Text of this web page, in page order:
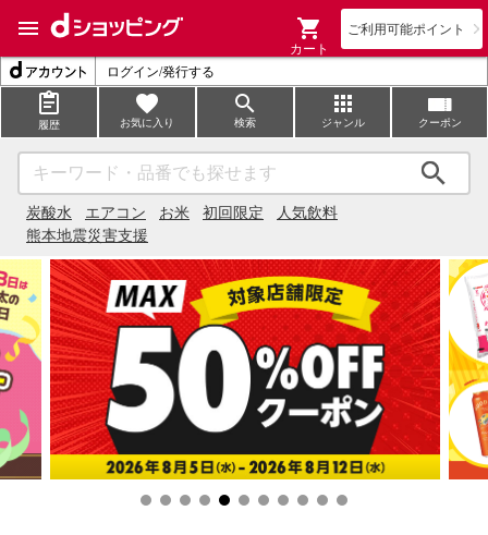
ご利用可能ポイント
カート
ログイン/発行する
履歴 お気に入り 検索 ジャンル クーポン
炭酸水 エアコン お米 初回限定
人気飲料
熊本地震災害支援